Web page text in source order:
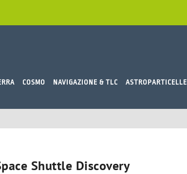
COSMO NAVIGAZIONE & TLC ASTROPARTICELLE
Shuttle Discovery